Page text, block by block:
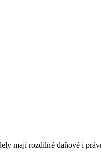
mají rozdílné daňové i